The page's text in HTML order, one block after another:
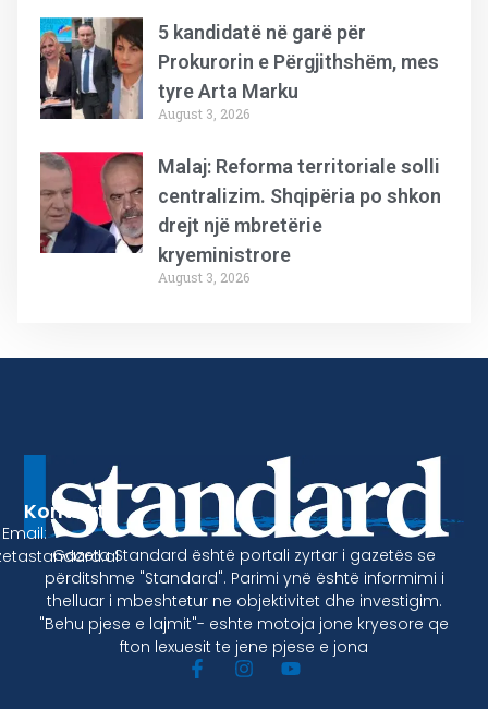
5 kandidatë në garë për
Prokurorin e Përgjithshëm, mes
tyre Arta Marku
August 3, 2026
Malaj: Reforma territoriale solli
centralizim. Shqipëria po shkon
drejt një mbretërie
kryeministrore
August 3, 2026
Gazeta Standard është portali zyrtar i gazetës se
përditshme "Standard". Parimi ynë është informimi i
thelluar i mbeshtetur ne objektivitet dhe investigim.
"Behu pjese e lajmit"- eshte motoja jone kryesore qe
fton lexuesit te jene pjese e jona
Kontakt
Email: